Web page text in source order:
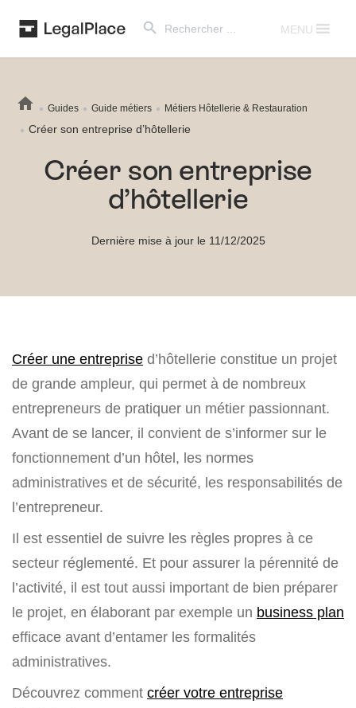
for:
MENU
Guides Guide métiers Métiers Hôtellerie & Restauration
Créer son entreprise d’hôtellerie
Créer son entreprise
d’hôtellerie
Dernière mise à jour le 11/12/2025
Créer une entreprise d’hôtellerie constitue un projet
de grande ampleur, qui permet à de nombreux
entrepreneurs de pratiquer un métier passionnant.
Avant de se lancer, il convient de s’informer sur le
fonctionnement d’un hôtel, les normes
administratives et de sécurité, les responsabilités de
l’entrepreneur.
Il est essentiel de suivre les règles propres à ce
secteur réglementé. Et pour assurer la pérennité de
l’activité, il est tout aussi important de bien préparer
le projet, en élaborant par exemple un business plan
efficace avant d’entamer les formalités
administratives.
Découvrez comment créer votre entreprise